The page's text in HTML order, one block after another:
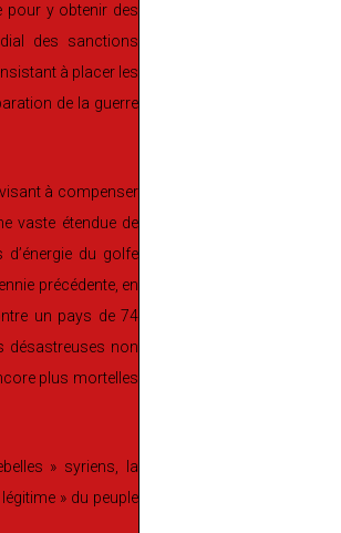
pour y obtenir des
des sanctions
à placer les
de la guerre
à compenser
vaste étendue de
du golfe
précédente, en
un pays de 74
désastreuses non
plus mortelles
» syriens, la
» du peuple